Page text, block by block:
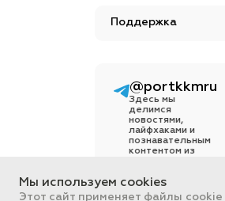
Поддержка
сайте, носит
характер и не является
@portkkmru
Бизнес - просто!
Новости,
лайфхаки и
познавательный
контент
Мы используем cookies
Этот сайт применяет файлы